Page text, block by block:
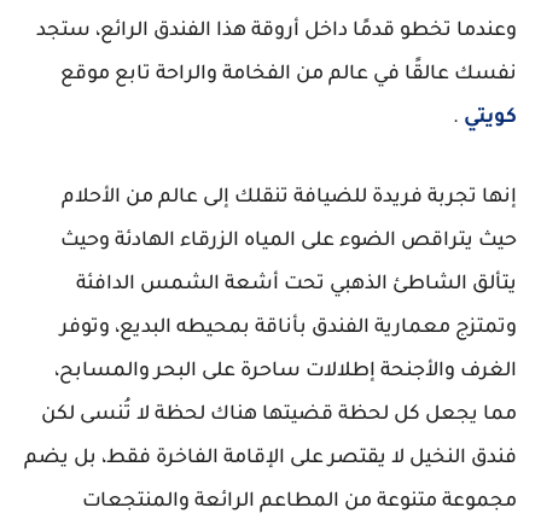
وعندما تخطو قدمًا داخل أروقة هذا الفندق الرائع، ستجد
نفسك عالقًا في عالم من الفخامة والراحة تابع موقع
كويتي .
إنها تجربة فريدة للضيافة تنقلك إلى عالم من الأحلام
حيث يتراقص الضوء على المياه الزرقاء الهادئة وحيث
يتألق الشاطئ الذهبي تحت أشعة الشمس الدافئة
وتمتزج معمارية الفندق بأناقة بمحيطه البديع، وتوفر
الغرف والأجنحة إطلالات ساحرة على البحر والمسابح،
مما يجعل كل لحظة قضيتها هناك لحظة لا تُنسى لكن
فندق النخيل لا يقتصر على الإقامة الفاخرة فقط، بل يضم
مجموعة متنوعة من المطاعم الرائعة والمنتجعات